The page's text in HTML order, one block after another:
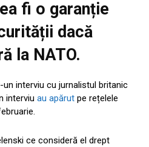
fi o garanție
dacă
la NATO.
interviu cu jurnalistul britanic
interviu au apărut pe rețelele
ce consideră el drept